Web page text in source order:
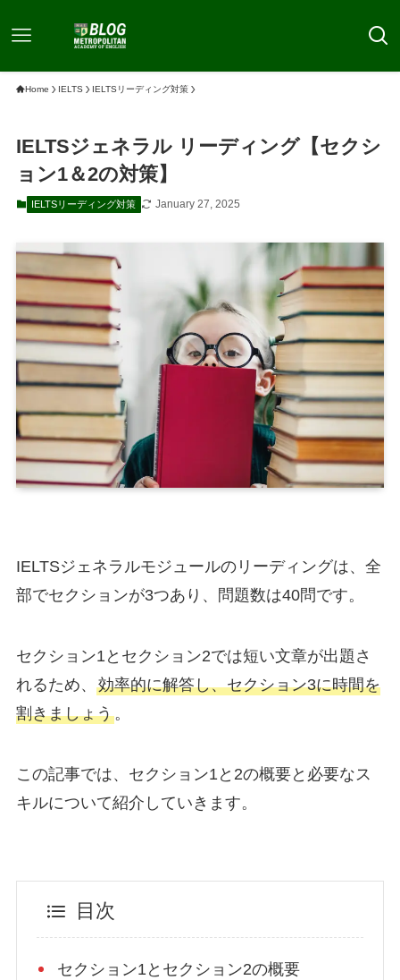
Home IELTS IELTSリーディング対策
IELTSジェネラル リーディング【セクシ
ョン1＆2の対策】
IELTSリーディング対策 January 27, 2025
IELTSジェネラルモジュールのリーディングは、全
部でセクションが3つあり、問題数は40問です。
セクション1とセクション2では短い文章が出題さ
れるため、 効率的に解答し、セクション3に時間を
割きましょう。
この記事では、セクション1と2の概要と必要なス
キルについて紹介していきます。
目次
セクション1とセクション2の概要